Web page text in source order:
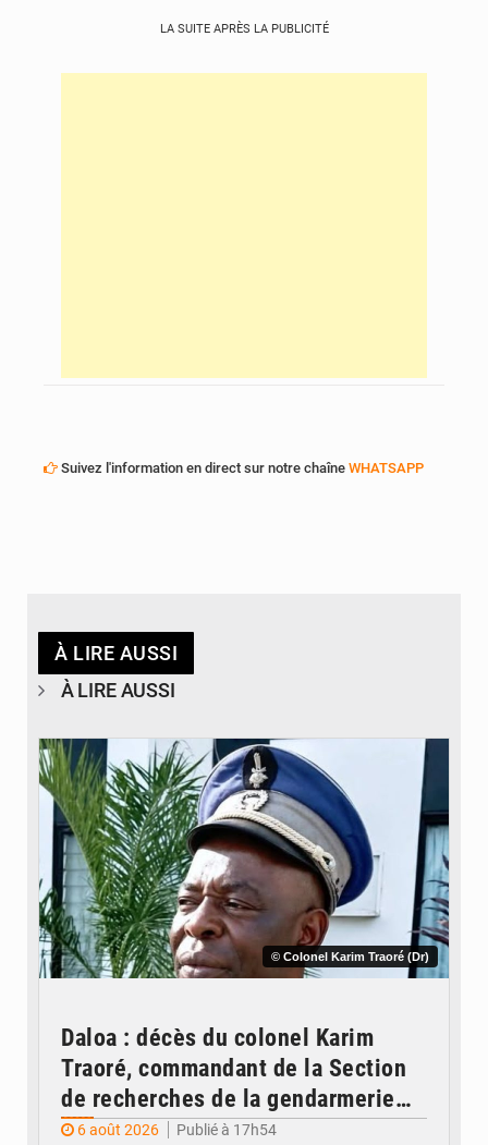
LA SUITE APRÈS LA PUBLICITÉ
Suivez l'information en direct sur notre chaîne WHATSAPP
À LIRE AUSSI
À LIRE AUSSI
© Colonel Karim Traoré (Dr)
Daloa : décès du colonel Karim
Traoré, commandant de la Section
de recherches de la gendarmerie
après une activité sportive
6 août 2026
Publié à 17h54